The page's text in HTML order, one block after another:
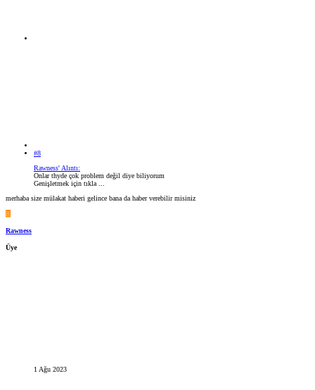
#8
Rawness' Alıntı:
Onlar thyde çok problem değil diye biliyorum
Genişletmek için tıkla ...
merhaba size mülakat haberi gelince bana da haber verebilir misiniz
R
Rawness
Üye
1 Ağu 2023